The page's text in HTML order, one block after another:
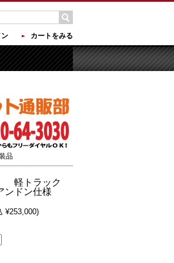
ン カートをみる
品
軽トラック
ドン仕様
¥253,000)